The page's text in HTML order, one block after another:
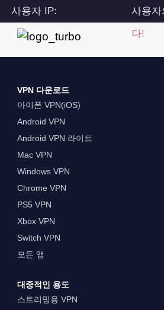
사용자 IP:
216.73.216.250
사용자
다!
VPN 다운로드
아이폰 VPN(iOS)
Android VPN
Android VPN 라이트
Mac VPN
Windows VPN
Chrome VPN
PS5 VPN
Xbox VPN
Switch VPN
모든 앱
대중적인 용도
스트리밍용 VPN